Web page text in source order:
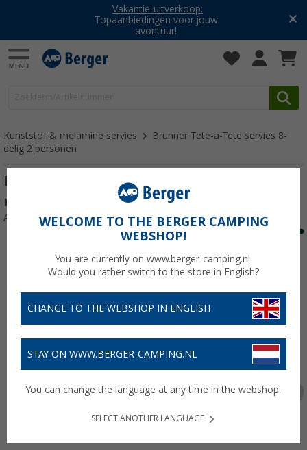
Vakantie-uitverkoop:
Topaanbiedingen voor jouw
avontuur!
Kunststof & melamine servies
Brunner Tete-a-Tete servies 8-
delig 2 personen
Brunner Tete-a-Tete servies 8-delige
meteore voor 2 personen
Artikelnr: 667605WELCOME TO THE BERGER CAMPING
WEBSHOP!
You are currently on www.berger-camping.nl.
Would you rather switch to the store in English?
CHANGE TO THE WEBSHOP IN ENGLISH
STAY ON WWW.BERGER-CAMPING.NL
You can change the language at any time in the webshop.
SELECT ANOTHER LANGUAGE